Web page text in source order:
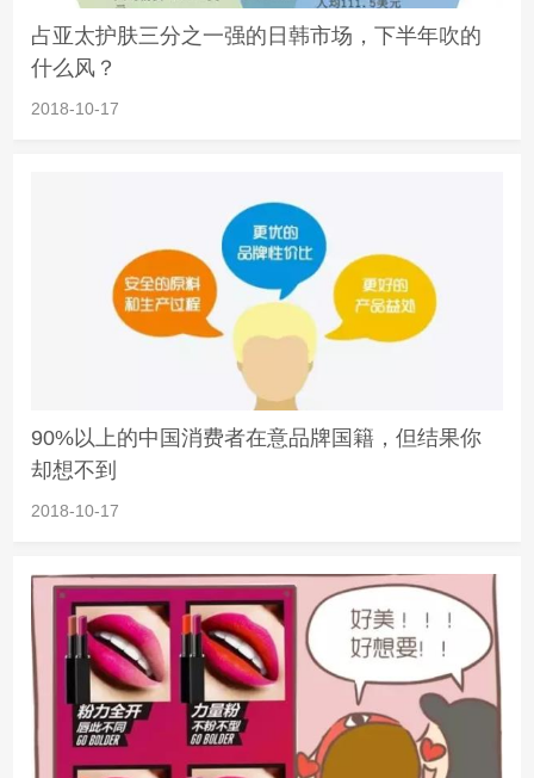
占亚太护肤三分之一强的日韩市场，下半年吹的
什么风？
2018-10-17
90%以上的中国消费者在意品牌国籍，但结果你
却想不到
2018-10-17